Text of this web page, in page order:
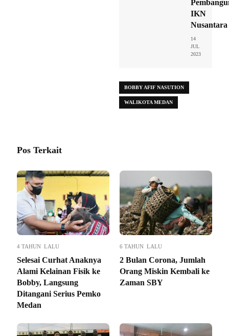
IKN
Nusantara
14
JUL
2023
BOBBY AFIF NASUTION
WALIKOTA MEDAN
Pos Terkait
4 TAHUN LALU
Selesai Curhat Anaknya
Alami Kelainan Fisik ke
Bobby, Langsung
Ditangani Serius Pemko
Medan
6 TAHUN LALU
2 Bulan Corona, Jumlah
Orang Miskin Kembali ke
Zaman SBY